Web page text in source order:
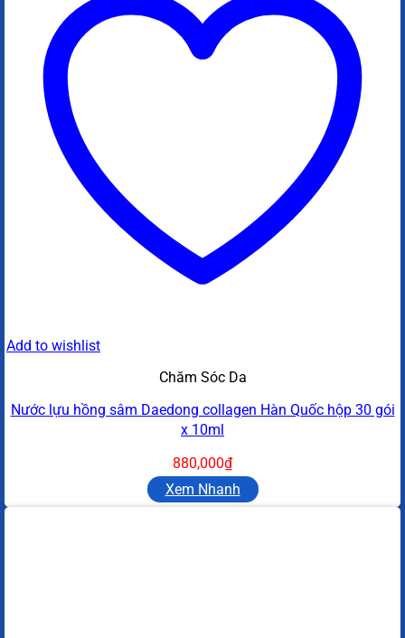
Add to wishlist
Chăm Sóc Da
Nước lựu hồng sâm Daedong collagen Hàn Quốc hộp 30 gói
x 10ml
880,000₫
Xem Nhanh